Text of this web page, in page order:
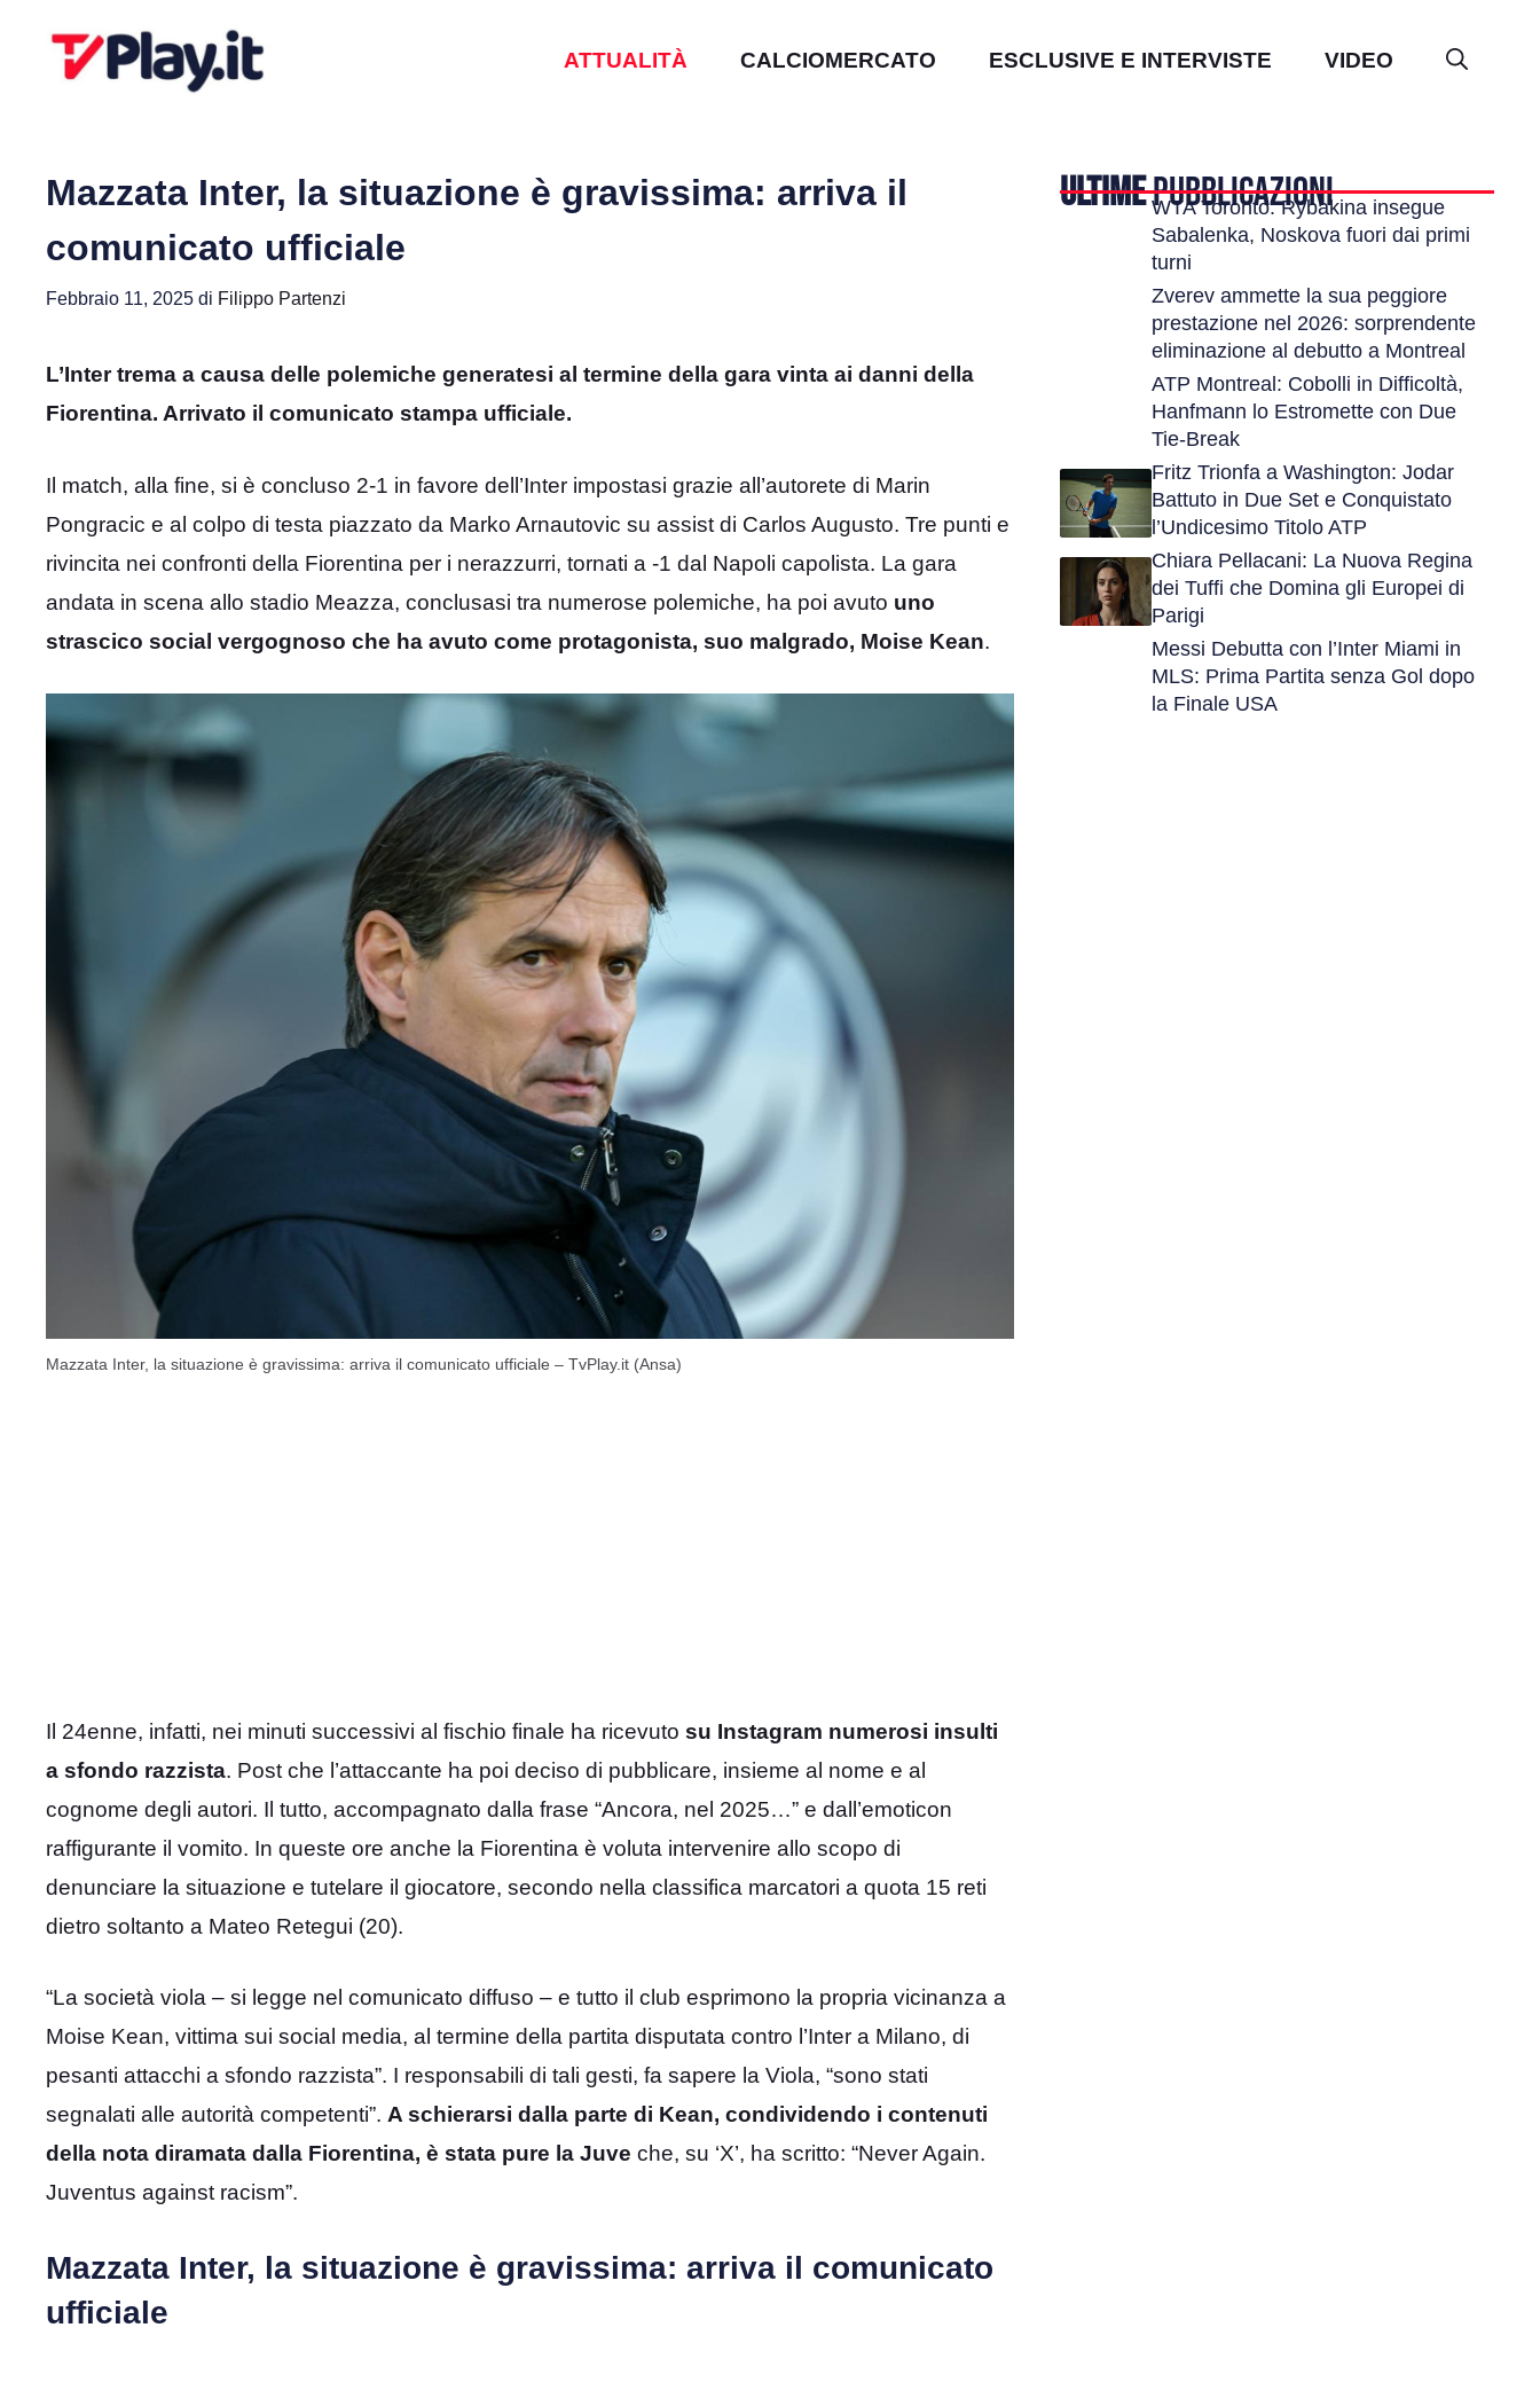
ATTUALITÀ CALCIOMERCATO ESCLUSIVE E INTERVISTE VIDEO
Mazzata Inter, la situazione è gravissima: arriva il
comunicato ufficiale
Febbraio 11, 2025 di Filippo Partenzi
L’Inter trema a causa delle polemiche generatesi al termine della gara vinta ai danni della
Fiorentina. Arrivato il comunicato stampa ufficiale.
Il match, alla fine, si è concluso 2-1 in favore dell’Inter impostasi grazie all’autorete di Marin
Pongracic e al colpo di testa piazzato da Marko Arnautovic su assist di Carlos Augusto. Tre punti e
rivincita nei confronti della Fiorentina per i nerazzurri, tornati a -1 dal Napoli capolista. La gara
andata in scena allo stadio Meazza, conclusasi tra numerose polemiche, ha poi avuto uno
strascico social vergognoso che ha avuto come protagonista, suo malgrado, Moise Kean.
Mazzata Inter, la situazione è gravissima: arriva il comunicato ufficiale – TvPlay.it (Ansa)
Il 24enne, infatti, nei minuti successivi al fischio finale ha ricevuto su Instagram numerosi insulti
a sfondo razzista. Post che l’attaccante ha poi deciso di pubblicare, insieme al nome e al
cognome degli autori. Il tutto, accompagnato dalla frase “Ancora, nel 2025…” e dall’emoticon
raffigurante il vomito. In queste ore anche la Fiorentina è voluta intervenire allo scopo di
denunciare la situazione e tutelare il giocatore, secondo nella classifica marcatori a quota 15 reti
dietro soltanto a Mateo Retegui (20).
“La società viola – si legge nel comunicato diffuso – e tutto il club esprimono la propria vicinanza a
Moise Kean, vittima sui social media, al termine della partita disputata contro l’Inter a Milano, di
pesanti attacchi a sfondo razzista”. I responsabili di tali gesti, fa sapere la Viola, “sono stati
segnalati alle autorità competenti”. A schierarsi dalla parte di Kean, condividendo i contenuti
della nota diramata dalla Fiorentina, è stata pure la Juve che, su ‘X’, ha scritto: “Never Again.
Juventus against racism”.
Mazzata Inter, la situazione è gravissima: arriva il comunicato
ufficiale
ULTIMEPUBBLICAZIONI
WTA Toronto: Rybakina insegue
Sabalenka, Noskova fuori dai primi
turni
Zverev ammette la sua peggiore
prestazione nel 2026: sorprendente
eliminazione al debutto a Montreal
ATP Montreal: Cobolli in Difficoltà,
Hanfmann lo Estromette con Due
Tie-Break
Fritz Trionfa a Washington: Jodar
Battuto in Due Set e Conquistato
l’Undicesimo Titolo ATP
Chiara Pellacani: La Nuova Regina
dei Tuffi che Domina gli Europei di
Parigi
Messi Debutta con l’Inter Miami in
MLS: Prima Partita senza Gol dopo
la Finale USA